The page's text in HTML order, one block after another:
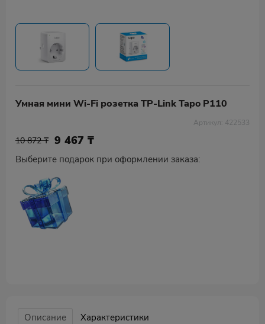
Умная мини Wi-Fi розетка TP-Link Tapo P110
Артикул: 422533
10 872 ₸ 9 467₸
Выберите подарок при оформлении заказа:
Описание
Характеристики